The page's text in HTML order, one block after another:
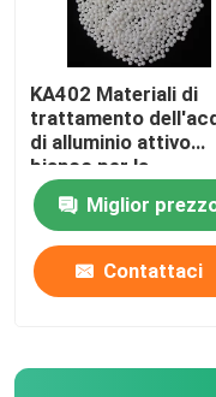
Imballaggi per
Elettroliti delle
Biobolle in
Favo ceramico
KA402 Materiali di
trattamento
di alluminio attivo
bianco per la
defluorazione
Miglior
Contattaci